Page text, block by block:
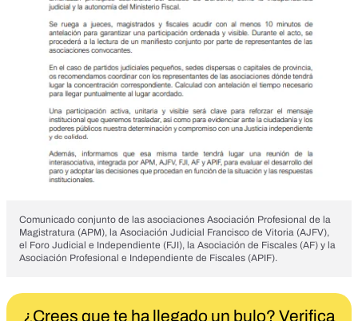
Comunicado conjunto de las asociaciones Asociación Profesional de la
Magistratura (APM), la Asociación Judicial Francisco de Vitoria (AJFV),
el Foro Judicial e Independiente (FJI), la Asociación de Fiscales (AF) y la
Asociación Profesional e Independiente de Fiscales (APIF).
¿Crees que te ha llegado un bulo? Verifica